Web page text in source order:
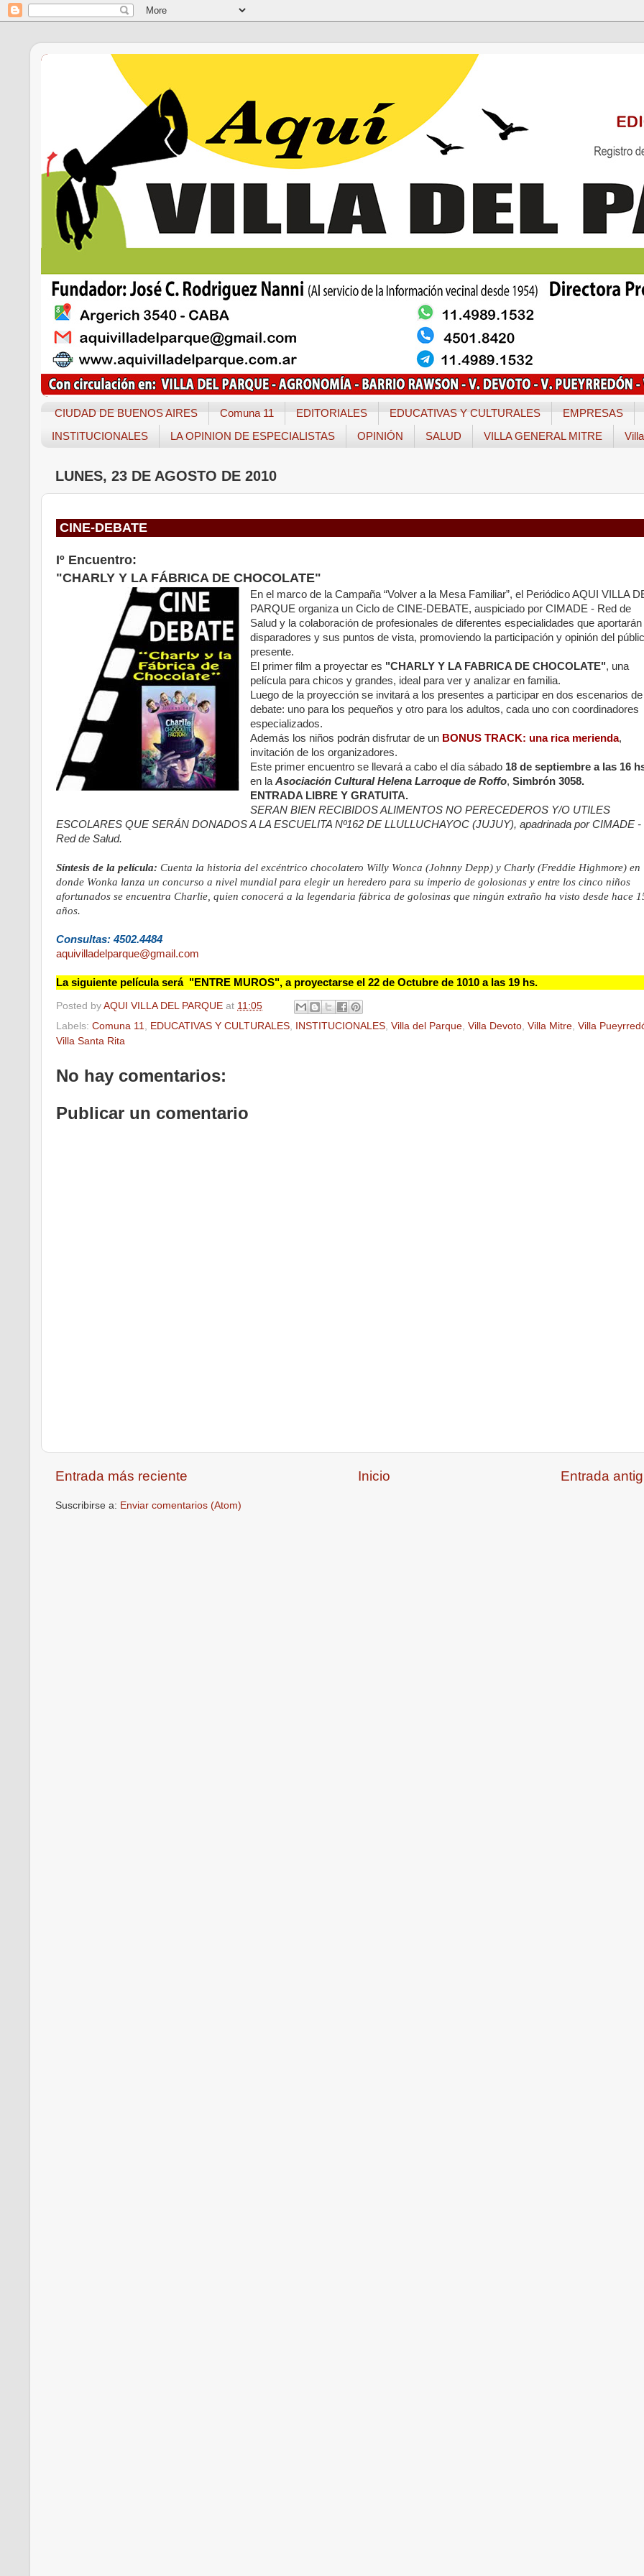
CIUDAD DE BUENOS AIRES Comuna 11 EDITORIALES EDUCATIVAS Y CULTURALES
EMPRESAS
INSTITUCIONALES
LA OPINION DE ESPECIALISTAS OPINIÓN SALUD VILLA GENERAL MITRE
LUNES, 23 DE AGOSTO DE 2010
CINE-DEBATE
Iº Encuentro:
"CHARLY Y LA FÁBRICA DE CHOCOLATE"
En el marco de la Campaña “Volver a la Mesa Familiar”, el Periódico AQUI VILLA
PARQUE organiza un Ciclo de CINE-DEBATE, auspiciado por CIMADE - Red de
Salud y la colaboración de profesionales de diferentes especialidades que aportarán
disparadores y sus puntos de vista, promoviendo la participación y opinión del
presente.
El primer film a proyectar es "CHARLY Y LA FABRICA DE CHOCOLATE", una
película para chicos y grandes, ideal para ver y analizar en familia.
Luego de la proyección se invitará a los presentes a participar en dos escenarios de
debate: uno para los pequeños y otro para los adultos, cada uno con coordinadores
especializados.
Además los niños podrán disfrutar de un BONUS TRACK: una rica merienda,
invitación de los organizadores.
Este primer encuentro se llevará a cabo el día sábado 18 de septiembre a las 16
en laAsociación Cultural Helena Larroque de Roffo, Simbrón 3058.
ENTRADA LIBRE Y GRATUITA.
SERAN BIEN RECIBIDOS ALIMENTOS NO PERECEDEROS Y/O UTILES
ESCOLARES QUE SERÁN DONADOS A LA ESCUELITA Nº162 DE LLULLUCHAYOC (JUJUY), apadrinada por CIMADE -
Red de Salud.
Síntesis de la película: Cuenta la historia del excéntrico chocolatero Willy Wonca (Johnny Depp) y Charly (Freddie Highmore) en
donde Wonka lanza un concurso a nivel mundial para elegir un heredero para su imperio de golosionas y entre los cinco niños
afortunados se encuentra Charlie, quien conocerá a la legendaria fábrica de golosinas que ningún extraño ha visto desde hace
años.
Consultas: 4502.4484
aquivilladelparque@gmail.com
La siguiente película será "ENTRE MUROS", a proyectarse el 22 de Octubre de 1010 a las 19 hs.
Posted by AQUI VILLA DEL PARQUE at 11:05
Labels: Comuna 11 EDUCATIVAS Y CULTURALES INSTITUCIONALES Villa del Parque Villa Devoto Villa Mitre Villa
Villa Santa Rita
No hay comentarios:
Publicar un comentario
Entrada más reciente Entrada
Inicio
Suscribirse a: Enviar comentarios (Atom)